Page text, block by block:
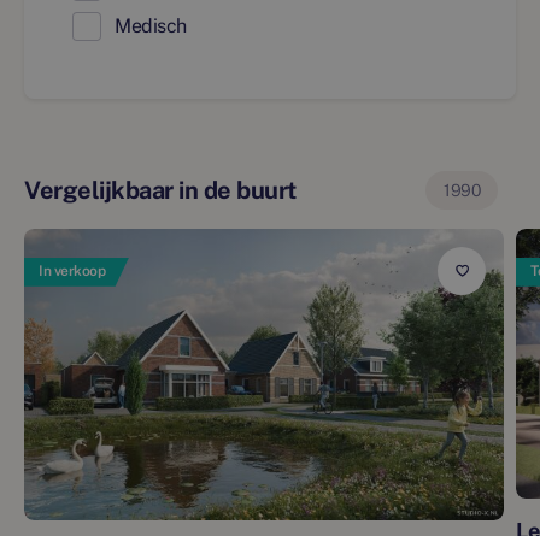
Medisch
Vergelijkbaar in de buurt 1990
In verkoop